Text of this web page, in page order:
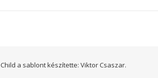
a sablont készítette: Viktor Csaszar.